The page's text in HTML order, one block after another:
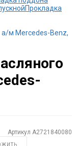
Прокладка
а/м Mercedes-Benz,
Артикул A2721840080